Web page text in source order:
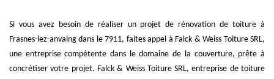
Si vous avez besoin de réaliser un projet de rénovation de toiture à
Frasnes-lez-anvaing dans le 7911, faites appel à Falck & Weiss Toiture SRL,
une entreprise compétente dans le domaine de la couverture, prête à
concrétiser votre projet. Falck & Weiss Toiture SRL, entreprise de toiture